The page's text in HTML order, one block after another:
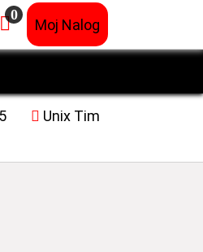
0
Moj Nalog
Unix Tim